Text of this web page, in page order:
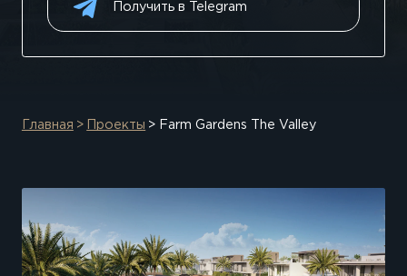
Получить в Telegram
Главная Проекты Farm Gardens The Valley